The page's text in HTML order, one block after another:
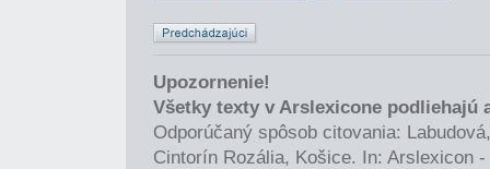
Upozornenie!
Všetky texty v Arslexicone podliehajú
Odporúčaný spôsob citovania:
Cintorín Rozália, Košice. In: Arslexicon